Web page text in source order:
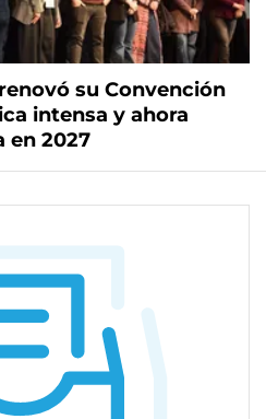
su Convención
intensa y ahora
en 2027